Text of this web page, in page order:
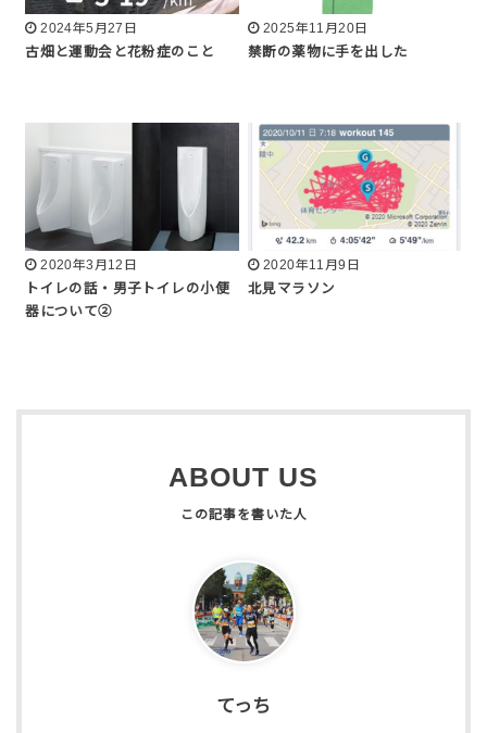
2024年5月27日
古畑と運動会と花粉症のこと
2025年11月20日
禁断の薬物に手を出した
2020年3月12日
トイレの話・男子トイレの小便
器について②
2020年11月9日
北見マラソン
ABOUT US
てっち